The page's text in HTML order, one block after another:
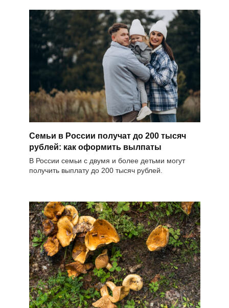
Семьи в России получат до 200 тысяч
рублей: как оформить вылпаты
В России семьи с двумя и более детьми могут
получить выплату до 200 тысяч рублей.